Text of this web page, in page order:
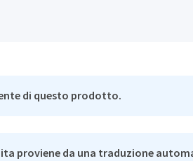
di questo prodotto.
proviene da una traduzione